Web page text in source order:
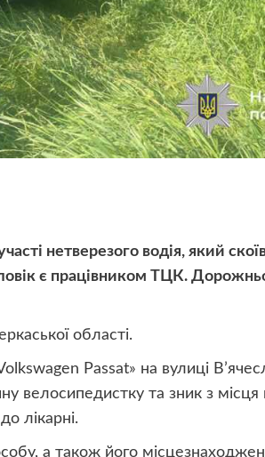
нетверезого водія, який
є працівником ТЦК.
області.
Passat» на вулиці
велосипедистку та зник з місця
лікарні.
а також його